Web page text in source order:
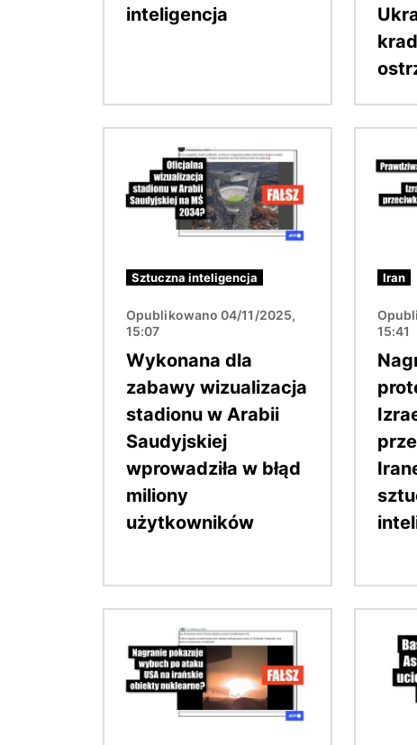
inteligencja
Sztuczna inteligencja
Opublikowano 04/11/2025,
15:07
Wykonana dla
zabawy wizualizacja
stadionu w Arabii
Saudyjskiej
wprowadziła w błąd
miliony
użytkowników
Iran
15:41